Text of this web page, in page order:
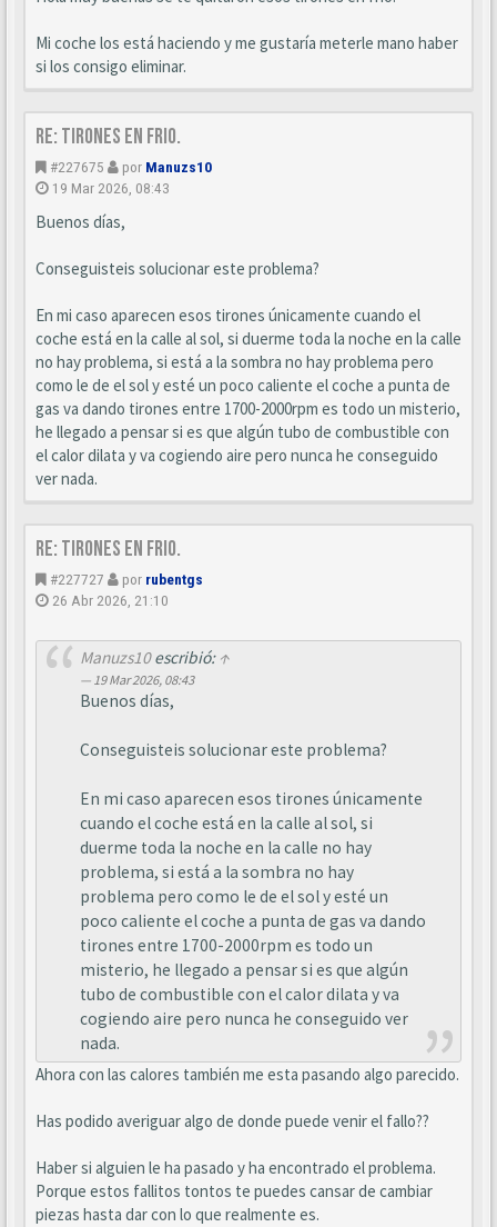
Mi coche los está haciendo y me gustaría meterle mano haber
si los consigo eliminar.
Re: Tirones en frio.
#227675 por Manuzs10
19 Mar 2026, 08:43
Buenos días,
Conseguisteis solucionar este problema?
En mi caso aparecen esos tirones únicamente cuando el
coche está en la calle al sol, si duerme toda la noche en la calle
no hay problema, si está a la sombra no hay problema pero
como le de el sol y esté un poco caliente el coche a punta de
gas va dando tirones entre 1700-2000rpm es todo un misterio,
he llegado a pensar si es que algún tubo de combustible con
el calor dilata y va cogiendo aire pero nunca he conseguido
ver nada.
Re: Tirones en frio.
#227727 por rubentgs
26 Abr 2026, 21:10
Manuzs10escribió: ↑
19 Mar 2026, 08:43
Buenos días,
Conseguisteis solucionar este problema?
En mi caso aparecen esos tirones únicamente
cuando el coche está en la calle al sol, si
duerme toda la noche en la calle no hay
problema, si está a la sombra no hay
problema pero como le de el sol y esté un
poco caliente el coche a punta de gas va dando
tirones entre 1700-2000rpm es todo un
misterio, he llegado a pensar si es que algún
tubo de combustible con el calor dilata y va
cogiendo aire pero nunca he conseguido ver
nada.
Ahora con las calores también me esta pasando algo parecido.
Has podido averiguar algo de donde puede venir el fallo??
Haber si alguien le ha pasado y ha encontrado el problema.
Porque estos fallitos tontos te puedes cansar de cambiar
piezas hasta dar con lo que realmente es.